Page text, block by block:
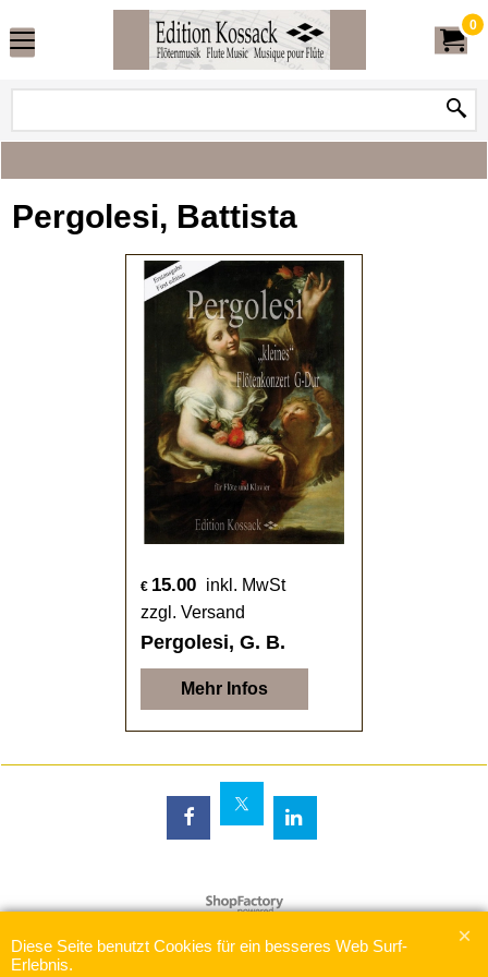
0
Pergolesi, Battista
€ 15.00
inkl. MwSt
zzgl. Versand
Pergolesi, G. B.
Mehr Infos
WebShop erstellt mit
ShopFactory Shop
Diese Seite benutzt Cookies für ein besseres Web Surf-
Erlebnis.